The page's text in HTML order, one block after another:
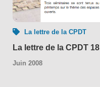
La lettre de la CPDT
La lettre de la CPDT 18
Juin 2008